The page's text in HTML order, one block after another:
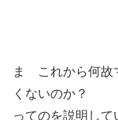
ま これから何故
くないのか？
ってのを説明し